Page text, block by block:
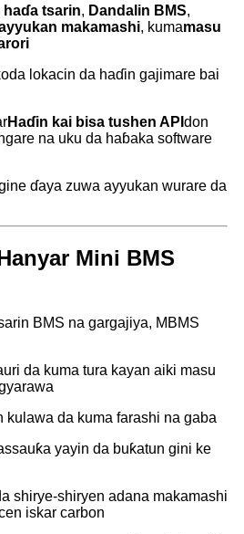
haɗa tsarin, Dandalin BMS,
makamashi, kumamasu
lokacin da haɗin gajimare bai
Haɗin kai bisa tushen API don
na uku da haɓaka software
ɗaya zuwa ayyukan wurare da
Mini BMS
BMS na gargajiya, MBMS
da kuma tura kayan aiki masu
kulawa da kuma farashi na gaba
yayin da buƙatun gini ke
shirye-shiryen adana makamashi
iskar carbon